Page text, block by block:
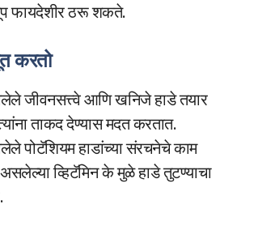
फायदेशीर ठरू शकते.
करतो
जीवनसत्त्वे आणि खनिजे हाडे तयार
ताकद देण्यास मदत करतात.
पोटॅशियम हाडांच्या संरचनेचे काम
व्हिटॅमिन के मुळे हाडे तुटण्याचा